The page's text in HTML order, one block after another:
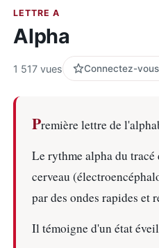
LETTRE A
Alpha
1 517 vues Connectez-
Première lettre de
Le rythme alpha du
cerveau
par des ondes rapides et
Il témoigne d'un état